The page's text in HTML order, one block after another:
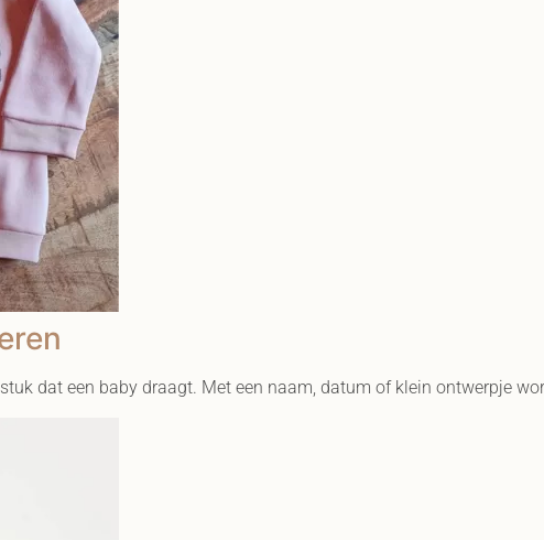
dat een baby draagt. Met een naam, datum of klein ontwerpje